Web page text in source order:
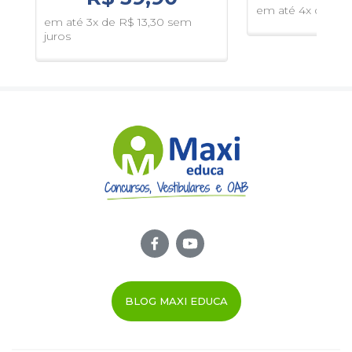
quantas vezes quiser e até acelere o vídeo se preferir;
Acesso ilimitado por 365 dias
, proporcionando a
liberdade de revisar o material quantas vezes desejar.
Os tópicos abaixo estarão disponíveis
Resolução de situações e problemas que envolvam os
maior/menor, largo/estreito, comprido/curto, grosso/fino,
alto/baixo, pesado/leve, metade, dobro, triplo;
e pesquisa na web;
Integridade, transparência e prevenção à corrupção na
em até 3x de R$ 13,30 sem
juros
em até 4x de R$
BLOG MAXI EDUCA